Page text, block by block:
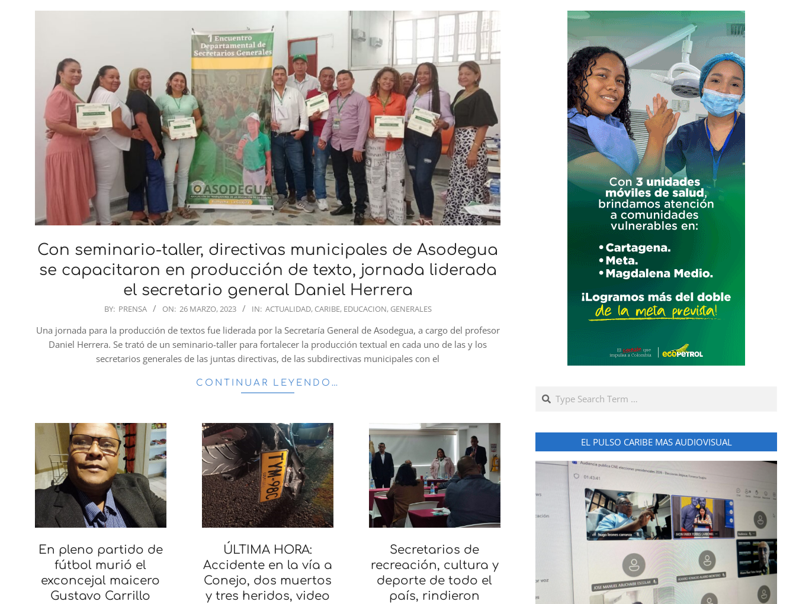
Con seminario-taller, directivas municipales de Asodegua
se capacitaron en producción de texto, jornada liderada
el secretario general Daniel Herrera
26
BY: PRENSA ON: 26 MARZO, 2023 IN: ACTUALIDAD, CARIBE, EDUCACION, GENERALES
Una jornada para la producción de textos fue liderada por la Secretaría General de Asodegua, a cargo del profesor
Daniel Herrera. Se trató de un seminario-taller para fortalecer la producción textual en cada uno de las y los
secretarios generales de las juntas directivas, de las subdirectivas municipales con el
CONTINUAR LEYENDO…
En pleno partido de
fútbol murió el
exconcejal maicero
Gustavo Carrillo
ÚLTIMA HORA:
Accidente en la vía a
Conejo, dos muertos
y tres heridos, video
Secretarios de
recreación, cultura y
deporte de todo el
país, rindieron
Search
EL PULSO CARIBE MAS AUDIOVISUAL